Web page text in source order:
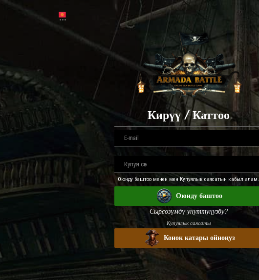
Кирүү / Каттоо
Оюнду баштоо менен мен Купуялык саясатын кабыл алам.
Оюнду баштоо
Сырсөзүмдү унуттуңузбу?
Купуялык саясаты
Конок катары ойноңуз